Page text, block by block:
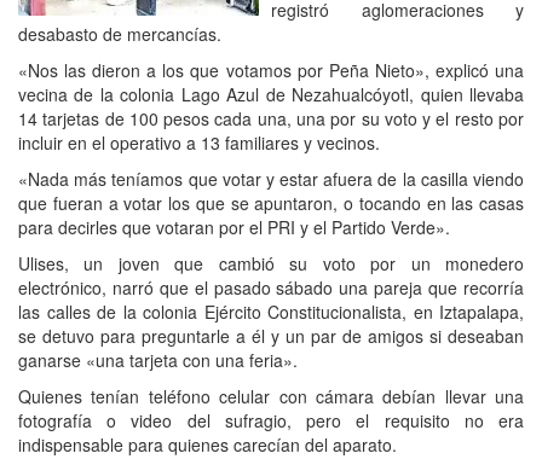
registró aglomeraciones y
desabasto de mercancías.
«Nos las dieron a los que votamos por Peña Nieto», explicó una
vecina de la colonia Lago Azul de Nezahualcóyotl, quien llevaba
14 tarjetas de 100 pesos cada una, una por su voto y el resto por
incluir en el operativo a 13 familiares y vecinos.
«Nada más teníamos que votar y estar afuera de la casilla viendo
que fueran a votar los que se apuntaron, o tocando en las casas
para decirles que votaran por el PRI y el Partido Verde».
Ulises, un joven que cambió su voto por un monedero
electrónico, narró que el pasado sábado una pareja que recorría
las calles de la colonia Ejército Constitucionalista, en Iztapalapa,
se detuvo para preguntarle a él y un par de amigos si deseaban
ganarse «una tarjeta con una feria».
Quienes tenían teléfono celular con cámara debían llevar una
fotografía o video del sufragio, pero el requisito no era
indispensable para quienes carecían del aparato.